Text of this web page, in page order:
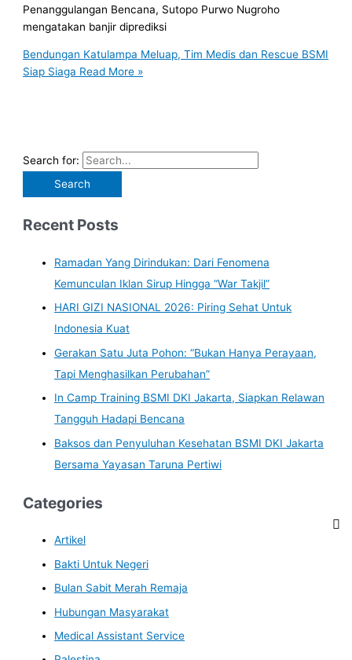
Penanggulangan Bencana, Sutopo Purwo Nugroho
mengatakan banjir diprediksi
Bendungan Katulampa Meluap, Tim Medis dan Rescue BSMI
Siap Siaga Read More »
Search for:
Recent Posts
Ramadan Yang Dirindukan: Dari Fenomena
Kemunculan Iklan Sirup Hingga “War Takjil”
HARI GIZI NASIONAL 2026: Piring Sehat Untuk
Indonesia Kuat
Gerakan Satu Juta Pohon: “Bukan Hanya Perayaan,
Tapi Menghasilkan Perubahan”
In Camp Training BSMI DKI Jakarta, Siapkan Relawan
Tangguh Hadapi Bencana
Baksos dan Penyuluhan Kesehatan BSMI DKI Jakarta
Bersama Yayasan Taruna Pertiwi
Categories
Artikel
Bakti Untuk Negeri
Bulan Sabit Merah Remaja
Hubungan Masyarakat
Medical Assistant Service